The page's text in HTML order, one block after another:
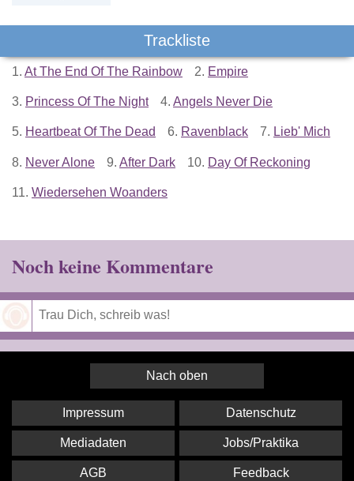
Trackliste
1. At The End Of The Rainbow 2. Empire
3. Princess Of The Night 4. Angels Never Die
5. Heartbeat Of The Dead 6. Ravenblack 7. Lieb' Mich
8. Never Alone 9. After Dark 10. Day Of Reckoning
11. Wiedersehen Woanders
Noch keine Kommentare
Nach oben
Impressum Datenschutz
Mediadaten Jobs/Praktika
AGB Feedback